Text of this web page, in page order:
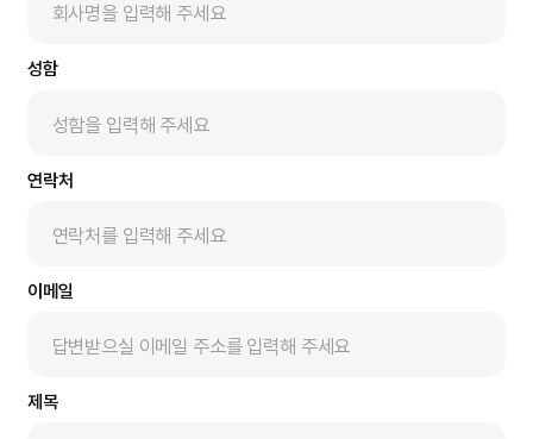
휴대폰 본인확인
간편인증 통합 중계
스마트 공동인증
성함
연락처
이메일
제목